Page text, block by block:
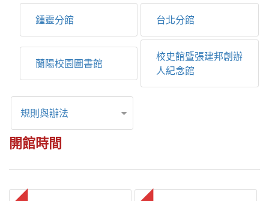
鍾靈分館 台北分館
蘭陽校園圖書館
校史館暨張建邦創辦
人紀念館
規則與辦法
開館時間